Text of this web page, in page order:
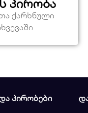
პირობა
ქარხნული
ᲞᲘᲠᲝᲑᲔᲑᲘ